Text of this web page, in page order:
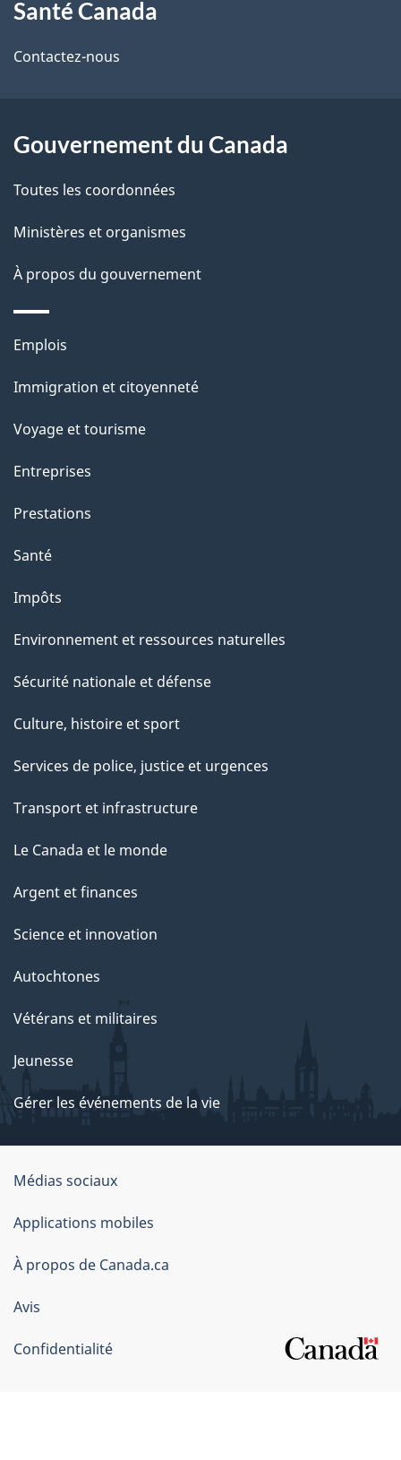
i
l
d
e
p
a
propos
de
site
Santé Canada
Contactez-nous
Gouvernement du Canada
Toutes les coordonnées
Ministères et organismes
À propos du gouvernement
Thèmes
sujets
Emplois
Immigration et citoyenneté
Voyage et tourisme
Entreprises
Prestations
Santé
Impôts
Environnement et ressources naturelles
Sécurité nationale et défense
Culture, histoire et sport
Services de police, justice et urgences
Transport et infrastructure
Le Canada et le monde
Argent et finances
Science et innovation
Autochtones
Vétérans et militaires
Jeunesse
Gérer les événements de la vie
Organisation
du
gouvernement
du
Canada
Médias sociaux
Applications mobiles
À propos de Canada.ca
Avis
Confidentialité